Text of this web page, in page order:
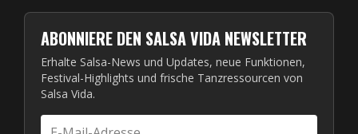
ABONNIERE DEN SALSA VIDA NEWSLETTER
Erhalte Salsa-News und Updates, neue Funktionen,
Festival-Highlights und frische Tanzressourcen von
Salsa Vida.
E-